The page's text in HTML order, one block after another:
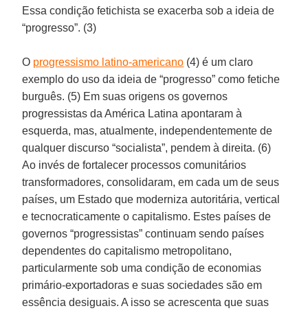
Essa condição fetichista se exacerba sob a ideia de
“progresso”. (3)
O progressismo latino-americano (4) é um claro
exemplo do uso da ideia de “progresso” como fetiche
burguês. (5) Em suas origens os governos
progressistas da América Latina apontaram à
esquerda, mas, atualmente, independentemente de
qualquer discurso “socialista”, pendem à direita. (6)
Ao invés de fortalecer processos comunitários
transformadores, consolidaram, em cada um de seus
países, um Estado que moderniza autoritária, vertical
e tecnocraticamente o capitalismo. Estes países de
governos “progressistas” continuam sendo países
dependentes do capitalismo metropolitano,
particularmente sob uma condição de economias
primário-exportadoras e suas sociedades são em
essência desiguais. A isso se acrescenta que suas